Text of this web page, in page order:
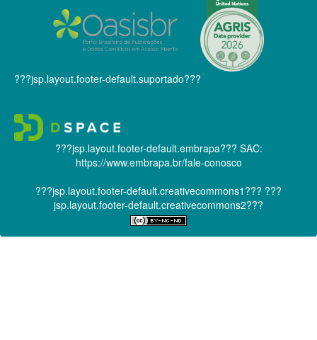
???jsp.layout.footer-default.suportado???
???jsp.layout.footer-default.embrapa??? SAC:
https://www.embrapa.br/fale-conosco
???jsp.layout.footer-default.creativecommons1??? ???
jsp.layout.footer-default.creativecommons2???